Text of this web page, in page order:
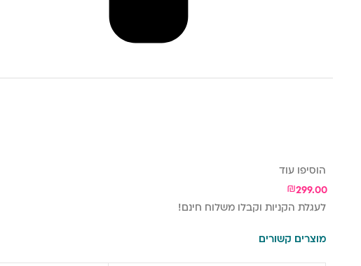
הוסיפו עוד
299.00
₪
לעגלת הקניות וקבלו משלוח חינם!
מוצרים קשורים